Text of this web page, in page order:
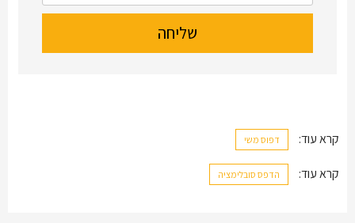
קרא עוד: דפוס משי
קרא עוד: הדפס סובלימציה